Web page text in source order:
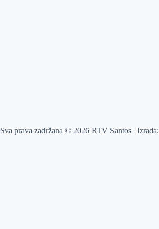
Sva prava zadržana © 2026 RTV Santos |